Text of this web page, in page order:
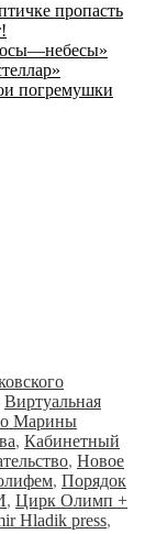
пропасть
погремушки
Виртуальная
Марины
, Кабинетный
, Новое
, Порядок
, Цирк Олимп +
Hladik press,